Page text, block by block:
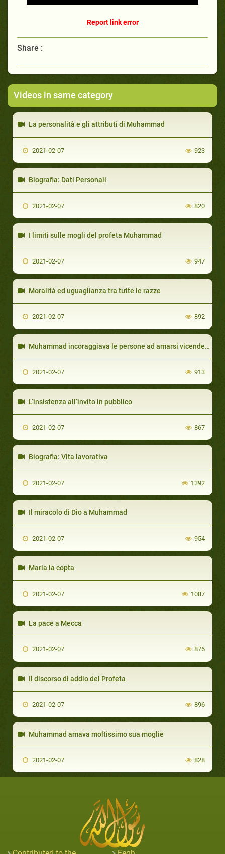
Report link error
Share :
Videos in same category
La personalità e gli attributi di Muhammad
2021-02-07 923
Biografia: Dati Personali
2021-02-07 820
I limiti sulle mogli del profeta Muhammad
2021-02-07 947
Moralità ed uguaglianza tra tutte le razze
2021-02-07 892
Muhammad incoraggiava le persone ad amarsi vicendevolmente
2021-02-07 913
L’insistenza all’invito in pubblico
2021-02-07 867
Biografia: Vita lavorativa
2021-02-07 1392
Il miracolo di Dio a Muhammad
2021-02-07 954
Maria la copta
2021-02-07 1087
La pace a Mecca
2021-02-07 876
Il discorso di addio del Profeta
2021-02-07 896
Muhammad amava moltissimo sua moglie
2021-02-07 828